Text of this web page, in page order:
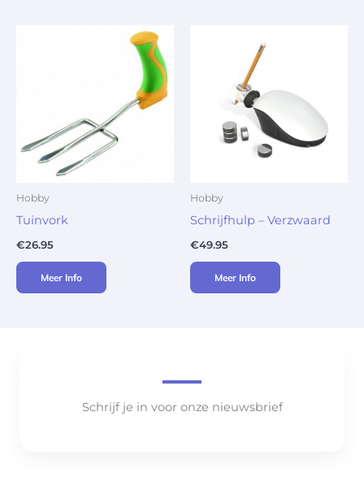
Hobby
Tuinvork
€26.95
Meer Info
Hobby
Schrijfhulp – Verzwaard
€49.95
Meer Info
Schrijf je in voor onze nieuwsbrief